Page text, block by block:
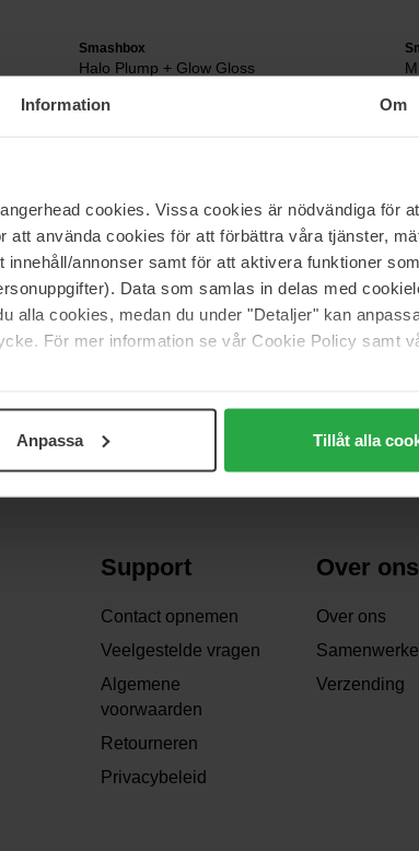
Information Om
cookies. Vissa cookies är nödvändiga för
använda cookies för att förbättra våra tjänster,
annonser samt för att aktivera funktioner
Data som samlas in delas med
alla cookies, medan du under "Detaljer" kan
För mer information se vår Cookie Policy samt
Anpassa Tillåt alla
Smashbox
Halo Plump + Glow Gloss
Support
Contact opnemen
Veelgestelde vragen
Algemene
voorwaarden
Retourneren
Privacybeleid
Over ons
Over ons
Verzending